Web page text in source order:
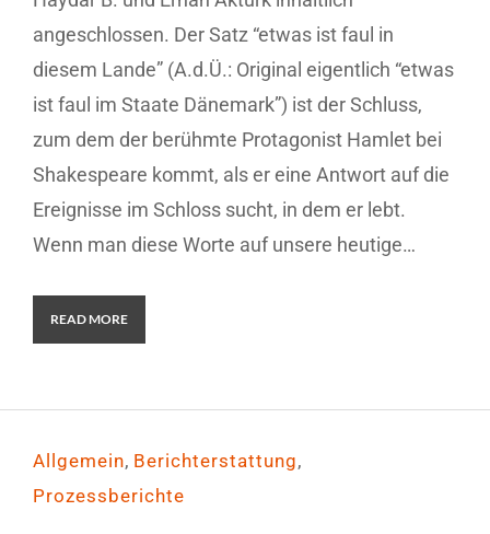
angeschlossen. Der Satz “etwas ist faul in
diesem Lande” (A.d.Ü.: Original eigentlich “etwas
ist faul im Staate Dänemark”) ist der Schluss,
zum dem der berühmte Protagonist Hamlet bei
Shakespeare kommt, als er eine Antwort auf die
Ereignisse im Schloss sucht, in dem er lebt.
Wenn man diese Worte auf unsere heutige…
READ MORE
Allgemein, Berichterstattung,
Prozessberichte